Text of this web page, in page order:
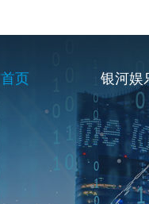
首页 银河娱